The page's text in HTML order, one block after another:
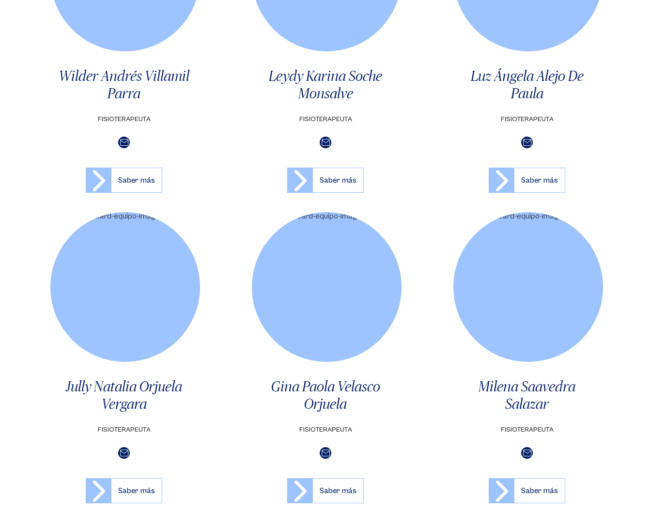
Wilder Andrés Villamil
Parra
FISIOTERAPEUTA
Saber más
Leydy Karina Soche
Monsalve
FISIOTERAPEUTA
Saber más
Luz Ángela Alejo De
Paula
FISIOTERAPEUTA
Saber más
Jully Natalia Orjuela
Vergara
FISIOTERAPEUTA
Saber más
Gina Paola Velasco
Orjuela
FISIOTERAPEUTA
Saber más
Milena Saavedra
Salazar
FISIOTERAPEUTA
Saber más